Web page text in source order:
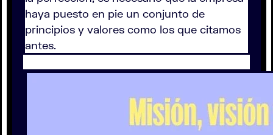
haya puesto en pie un conjunto de
principios y valores como los que citamos
antes.